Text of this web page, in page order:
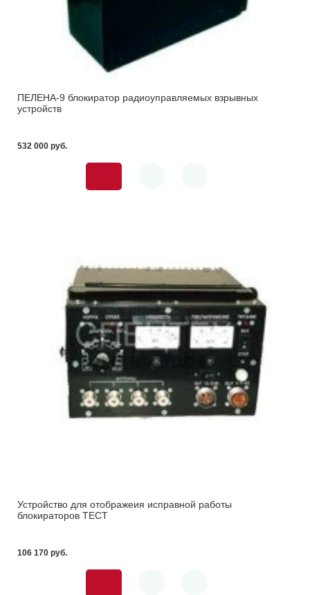
ПЕЛЕНА-9 блокиратор радиоуправляемых взрывных
устройств
532 000 pуб.
Устройство для отображеия исправной работы
блокираторов ТЕСТ
106 170 pуб.